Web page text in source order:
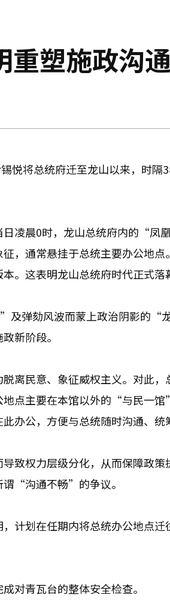
塑施政沟
悦将总统府迁至龙山以来，时隔
日凌晨0时，龙山总统府内的“凤
，通常悬挂于总统主要办公地点
。这表明龙山总统府时代正式落
及弹劾风波而蒙上政治阴影的“
新阶段。
离民意、象征威权主义。对此，
地点主要在本馆以外的“与民一
办公，方便与总统随时沟通、统
致权力层级分化，从而保障政策
谓“沟通不畅”的争议。
计划在任期内将总统办公地点迁
对青瓦台的整体安全检查。